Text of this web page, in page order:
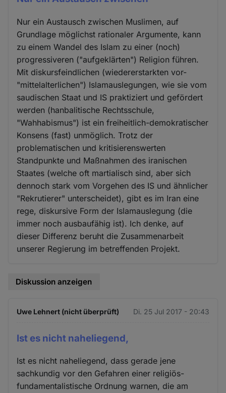
Nur ein Austausch zwischen Muslimen, auf
Grundlage möglichst rationaler Argumente, kann
zu einem Wandel des Islam zu einer (noch)
progressiveren ("aufgeklärten") Religion führen.
Mit diskursfeindlichen (wiedererstarkten vor-
"mittelalterlichen") Islamauslegungen, wie sie vom
saudischen Staat und IS praktiziert und gefördert
werden (hanbalitische Rechtsschule,
"Wahhabismus") ist ein freiheitlich-demokratischer
Konsens (fast) unmöglich. Trotz der
problematischen und kritisierenswerten
Standpunkte und Maßnahmen des iranischen
Staates (welche oft martialisch sind, aber sich
dennoch stark vom Vorgehen des IS und ähnlicher
"Rekrutierer" unterscheidet), gibt es im Iran eine
rege, diskursive Form der Islamauslegung (die
immer noch ausbaufähig ist). Ich denke, auf
dieser Differenz beruht die Zusammenarbeit
unserer Regierung im betreffenden Projekt.
Diskussion anzeigen
Uwe Lehnert (nicht überprüft) Di. 25 Jul 2017 - 20:43
Ist es nicht naheliegend,
Ist es nicht naheliegend, dass gerade jene
sachkundig vor den Gefahren einer religiös-
fundamentalistische Ordnung warnen, die am